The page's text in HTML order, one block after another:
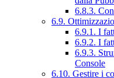
6.8.3.
6.9.
6.9.1. I
6.9.2. I
6.9.3.
Console
6.10. Gestire i